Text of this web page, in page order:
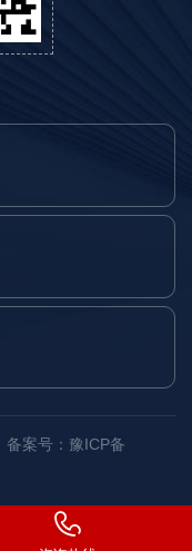
备案号：豫ICP备